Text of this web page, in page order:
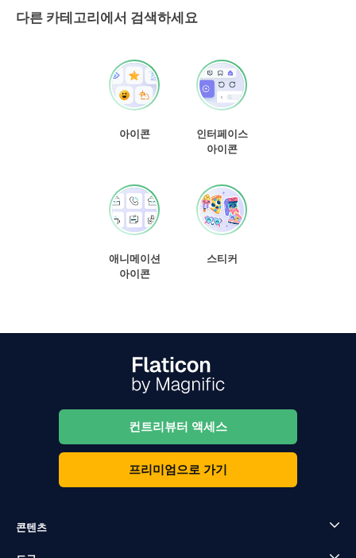
다른 카테고리에서 검색하세요
아이콘
인터페이스
아이콘
애니메이션
아이콘
스티커
컨트리뷰터 액세스
프리미엄으로 가기
콘텐츠